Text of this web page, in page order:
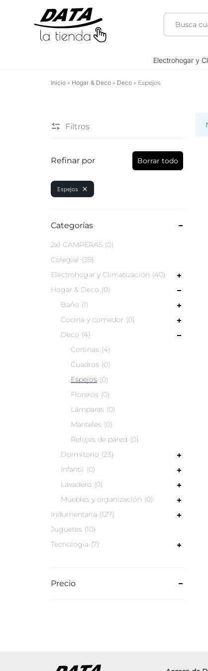
Electrohogar y
Inicio » Hogar & Deco » Deco » Espejos
Filtros
Refinar por Borrar todo
Espejos
Categorías
2x1 CAMPERAS 0
Colegial
39
Electrohogar y Climatización
40
Hogar & Deco
0
Baño 1
Cocina y comedor 0
Deco
4
Cortinas
4
Cuadros
0
Espejos
0
Floreros
0
Lámparas
0
Manteles
0
Relojes de pared
0
Dormitorio 23
Infantil
0
Lavadero
0
Muebles y organización
0
Indumentaria 127
Juguetes 10
Tecnología 7
Precio